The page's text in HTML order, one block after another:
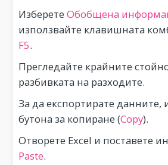
Изберете Обобщена
използвайте клавишната
F5.
Прегледайте крайните
разбивката на разходите.
За да експортирате данните,
бутона за копиране (Copy).
Отворете Excel и поставете
Paste.